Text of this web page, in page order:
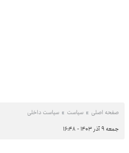
صفحه اصلی سیاست سیاست داخلی
جمعه ۹ آذر ۱۴۰۳ - ۱۶:۴۸